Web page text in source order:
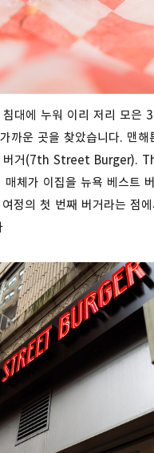
침대에 누워 이리 저리 모은
가까운 곳을 찾았습니다. 맨해
버거(7th Street Burger).
매체가 이집을 뉴욕 베스트
여정의 첫 번째 버거라는 점에